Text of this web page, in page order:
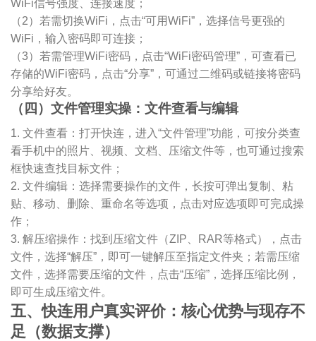
WiFi信号强度、连接速度；
（2）若需切换WiFi，点击“可用WiFi”，选择信号更强的
WiFi，输入密码即可连接；
（3）若需管理WiFi密码，点击“WiFi密码管理”，可查看已
存储的WiFi密码，点击“分享”，可通过二维码或链接将密码
分享给好友。
（四）文件管理实操：文件查看与编辑
1. 文件查看：打开快连，进入“文件管理”功能，可按分类查
看手机中的照片、视频、文档、压缩文件等，也可通过搜索
框快速查找目标文件；
2. 文件编辑：选择需要操作的文件，长按可弹出复制、粘
贴、移动、删除、重命名等选项，点击对应选项即可完成操
作；
3. 解压缩操作：找到压缩文件（ZIP、RAR等格式），点击
文件，选择“解压”，即可一键解压至指定文件夹；若需压缩
文件，选择需要压缩的文件，点击“压缩”，选择压缩比例，
即可生成压缩文件。
五、快连用户真实评价：核心优势与现存不
足（数据支撑）